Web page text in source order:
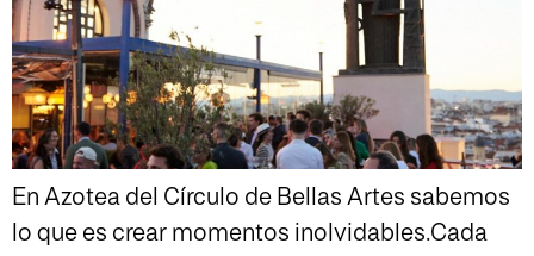
En Azotea del Círculo de Bellas Artes sabemos
lo que es crear momentos inolvidables.Cada